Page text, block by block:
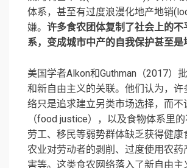
体系，甚至有过度浪漫化地产地销
嫌。 许多食农团体复制了社会上的不
系，变成城市中产的自我保护甚至是
美国学者Alkon和Guthman（2017）
和新自由主义的关联。他们认为，许
络只是追求建立另类市场选择，而不
（food justice），以及食物体系里
劳工、移民等弱势群体缺乏获得健康
农业对劳动者的剥削、过度使用农药
害等。这类食农网络落入了新自由主